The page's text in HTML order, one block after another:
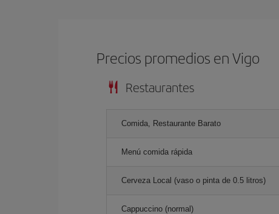
Precios promedios en Vigo
Restaurantes
Comida, Restaurante Barato
Menú comida rápida
Cerveza Local (vaso o pinta de 0.5 litros)
Cappuccino (normal)